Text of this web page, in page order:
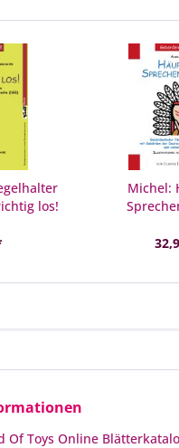
los!
Michel:
Of Toys Online